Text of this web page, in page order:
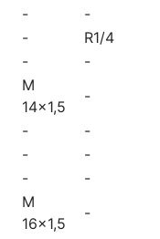
-
-
-
R1/4
-
-
M
14x1,5
-
-
-
-
-
-
-
M
16x1,5
-